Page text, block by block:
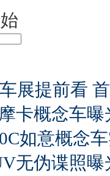
展提前看
卡概念车
如意概念
无伪谍照